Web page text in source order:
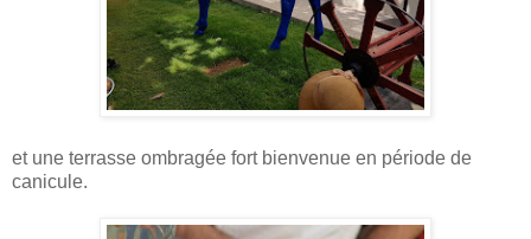
et une terrasse ombragée fort bienvenue en période de
canicule.